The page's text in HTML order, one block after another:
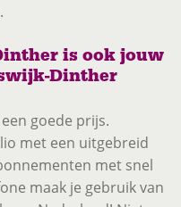
is ook jouw
Dinther
goede prijs.
met een uitgebreid
met snel
maak je gebruik van